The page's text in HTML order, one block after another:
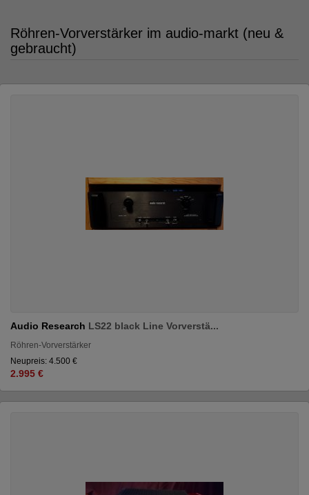
Röhren-Vorverstärker im audio-markt (neu &
gebraucht)
Audio Research LS22 black Line Vorverstä...
Röhren-Vorverstärker
Neupreis: 4.500 €
2.995 €